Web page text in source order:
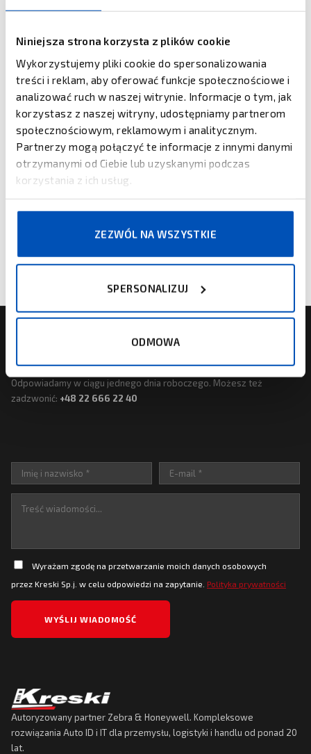
Niniejsza strona korzysta z plików cookie
Wykorzystujemy pliki cookie do spersonalizowania
treści i reklam, aby oferować funkcje społecznościowe i
analizować ruch w naszej witrynie. Informacje o tym, jak
korzystasz z naszej witryny, udostępniamy partnerom
społecznościowym, reklamowym i analitycznym.
Partnerzy mogą połączyć te informacje z innymi danymi
otrzymanymi od Ciebie lub uzyskanymi podczas
korzystania z ich usług.
ZEZWÓL NA WSZYSTKIE
SPERSONALIZUJ
ODMOWA
przez Kreski Spółka Jawna Piotr Gałecki Łukasz Gałecki, ul. Mory 12,
01-303 Warszawa w celu i w zakresie niezbędnym do realizacji
obsługi niniejszego zgłoszenia. Zapoznałam/em się z treścią
informacji o sposobie przetwarzania moich danych osobowych
znajdującą się
Odpowiadamy w ciągu jednego dnia roboczego. Możesz też
zadzwonić: +48 22 666 22 40
Wyrażam zgodę na przetwarzanie moich danych osobowych
przez Kreski Sp.j. w celu odpowiedzi na zapytanie. Polityka prywatności
Autoryzowany partner Zebra & Honeywell. Kompleksowe
rozwiązania Auto ID i IT dla przemysłu, logistyki i handlu od ponad 20
lat.